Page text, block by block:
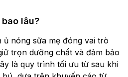
lâu?
ủ nóng sữa mẹ đóng vai trò
trọn dưỡng chất và đảm bảo
là quy trình tối ưu từ sau khi